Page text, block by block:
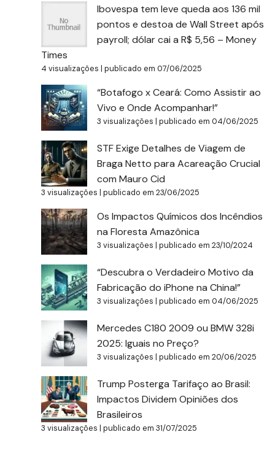
Ibovespa tem leve queda aos 136 mil
pontos e destoa de Wall Street após
payroll; dólar cai a R$ 5,56 – Money
Times
4 visualizações |publicado em 07/06/2025
“Botafogo x Ceará: Como Assistir ao
Vivo e Onde Acompanhar!”
3 visualizações |publicado em 04/06/2025
STF Exige Detalhes de Viagem de
Braga Netto para Acareação Crucial
com Mauro Cid
3 visualizações |publicado em 23/06/2025
Os Impactos Químicos dos Incêndios
na Floresta Amazônica
3 visualizações |publicado em 23/10/2024
“Descubra o Verdadeiro Motivo da
Fabricação do iPhone na China!”
3 visualizações |publicado em 04/06/2025
Mercedes C180 2009 ou BMW 328i
2025: Iguais no Preço?
3 visualizações |publicado em 20/06/2025
Trump Posterga Tarifaço ao Brasil:
Impactos Dividem Opiniões dos
Brasileiros
3 visualizações |publicado em 31/07/2025